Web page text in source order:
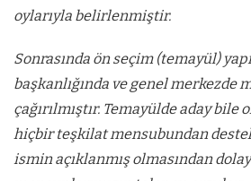
oylarıyla belirlenmiştir.
Sonrasında ön seçim (temayül)
başkanlığında ve genel merkezde
çağırılmıştır. Temayülde aday bile
hiçbir teşkilat mensubundan
ismin açıklanmış olmasından